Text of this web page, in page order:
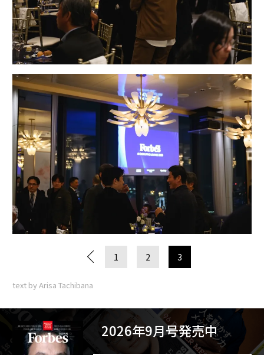
1 2 3
text by Arisa Tachibana
2026年9月号発売中